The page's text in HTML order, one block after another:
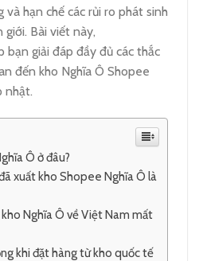
hạn chế các rủi ro phát sinh
giới. Bài viết này,
bạn giải đáp đầy đủ các thắc
đến kho Nghĩa Ô Shopee
nhật.
Ô ở đâu?
xuất kho Shopee Nghĩa Ô là
Nghĩa Ô về Việt Nam mất
khi đặt hàng từ kho quốc tế